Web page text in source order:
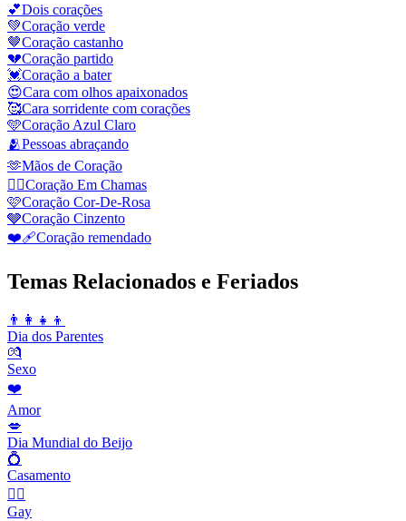
💕Dois corações
💚Coração verde
🤎Coração castanho
💔Coração partido
💓Coração a bater
😍Cara com olhos apaixonados
🥰Cara sorridente com corações
🩵Coração Azul Claro
🫂Pessoas abraçando
🫶Mãos de Coração
❤️‍🔥Coração Em Chamas
🩷Coração Cor-De-Rosa
🩶Coração Cinzento
❤️‍🩹Сoração remendado
Temas Relacionados e Feriados
👨‍👩‍👧‍👦
Dia dos Parentes
💏
Sexo
❤️
Amor
💋
Dia Mundial do Beijo
💍
Casamento
🏳️‍🌈
Gay